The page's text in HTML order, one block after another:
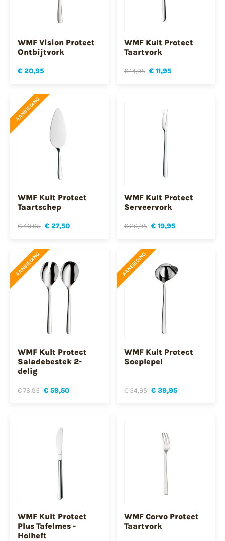
WMF Vision Protect
Ontbijtvork
€ 20,95
WMF Kult Protect
Taartvork
€ 14,95 € 11,95
AANBIEDING
WMF Kult Protect
Taartschep
€ 40,95 € 27,50
WMF Kult Protect
Serveervork
€ 26,95 € 19,95
AANBIEDING
WMF Kult Protect
Saladebestek 2-
delig
€ 76,95 € 59,50
AANBIEDING
WMF Kult Protect
Soeplepel
€ 54,95 € 39,95
WMF Kult Protect
Plus Tafelmes -
Holheft
WMF Corvo Protect
Taartvork